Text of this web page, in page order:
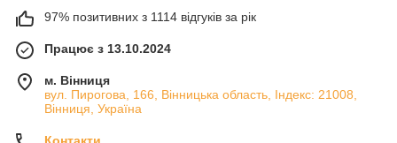
97% позитивних з 1114 відгуків за рік
Працює з 13.10.2024
м. Вінниця
вул. Пирогова, 166, Вінницька область, Індекс: 21008,
Вінниця, Україна